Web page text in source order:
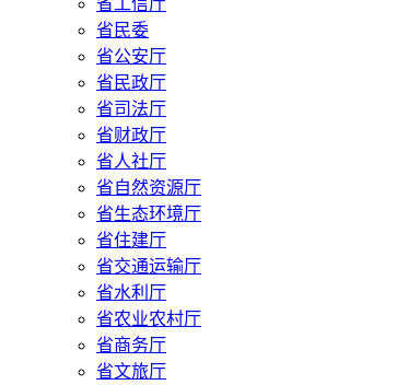
省民委
省公安厅
省民政厅
省司法厅
省财政厅
省人社厅
省自然资源厅
省生态环境厅
省住建厅
省交通运输厅
省水利厅
省农业农村厅
省商务厅
省文旅厅